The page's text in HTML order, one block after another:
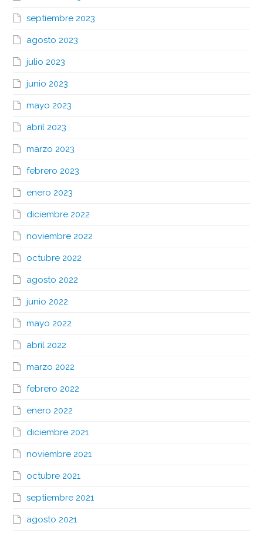
septiembre 2023
agosto 2023
julio 2023
junio 2023
mayo 2023
abril 2023
marzo 2023
febrero 2023
enero 2023
diciembre 2022
noviembre 2022
octubre 2022
agosto 2022
junio 2022
mayo 2022
abril 2022
marzo 2022
febrero 2022
enero 2022
diciembre 2021
noviembre 2021
octubre 2021
septiembre 2021
agosto 2021